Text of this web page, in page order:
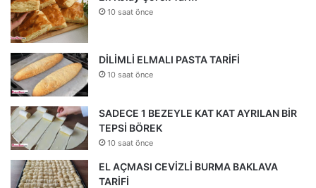
10 saat önce
DİLİMLİ ELMALI PASTA TARİFİ
10 saat önce
SADECE 1 BEZEYLE KAT KAT AYRILAN BİR
TEPSİ BÖREK
10 saat önce
EL AÇMASI CEVİZLİ BURMA BAKLAVA
TARİFİ